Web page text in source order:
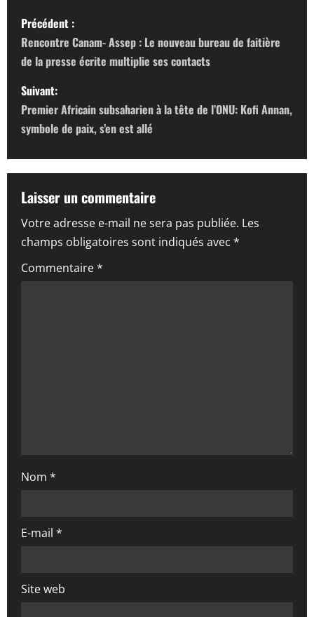
N
a
v
i
g
a
t
i
o
n
c
e
Précédent :
Rencontre Canam- Assep : Le nouveau bureau de faitière
de la presse écrite multiplie ses contacts
Suivant:
Premier Africain subsaharien à la tête de l’ONU: Kofi Annan,
symbole de paix, s’en est allé
Laisser un commentaire
Votre adresse e-mail ne sera pas publiée. Les
champs obligatoires sont indiqués avec *
Commentaire*
Nom *
E-mail *
Site web